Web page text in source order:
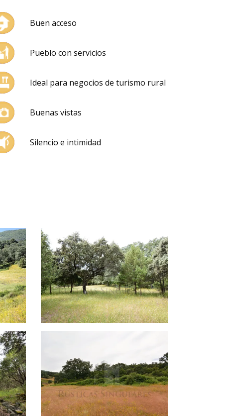
Buen acceso
Pueblo con servicios
Ideal para negocios de turismo rural
Buenas vistas
Silencio e intimidad